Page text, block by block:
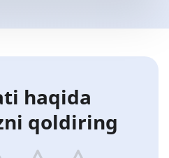
haqida
qoldiring